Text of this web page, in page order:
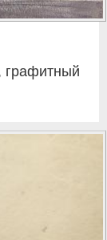
графитный